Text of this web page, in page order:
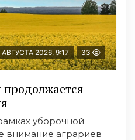
АВГУСТА 2026, 9:17 33
продолжается
уборочной
внимание аграриев